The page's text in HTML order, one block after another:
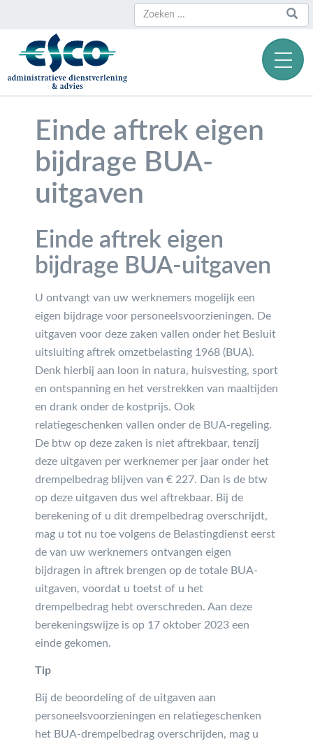
Zoeken
Zoeken
naar:
Einde aftrek eigen
bijdrage BUA-
uitgaven
Einde aftrek eigen
bijdrage BUA-uitgaven
U ontvangt van uw werknemers mogelijk een
eigen bijdrage voor personeelsvoorzieningen. De
uitgaven voor deze zaken vallen onder het Besluit
uitsluiting aftrek omzetbelasting 1968 (BUA).
Denk hierbij aan loon in natura, huisvesting, sport
en ontspanning en het verstrekken van maaltijden
en drank onder de kostprijs. Ook
relatiegeschenken vallen onder de BUA-regeling.
De btw op deze zaken is niet aftrekbaar, tenzij
deze uitgaven per werknemer per jaar onder het
drempelbedrag blijven van € 227. Dan is de btw
op deze uitgaven dus wel aftrekbaar. Bij de
berekening of u dit drempelbedrag overschrijdt,
mag u tot nu toe volgens de Belastingdienst eerst
de van uw werknemers ontvangen eigen
bijdragen in aftrek brengen op de totale BUA-
uitgaven, voordat u toetst of u het
drempelbedrag hebt overschreden. Aan deze
berekeningswijze is op 17 oktober 2023 een
einde gekomen.
Tip
Bij de beoordeling of de uitgaven aan
personeelsvoorzieningen en relatiegeschenken
het BUA-drempelbedrag overschrijden, mag u